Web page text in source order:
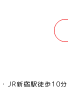
JR新宿駅徒歩10分